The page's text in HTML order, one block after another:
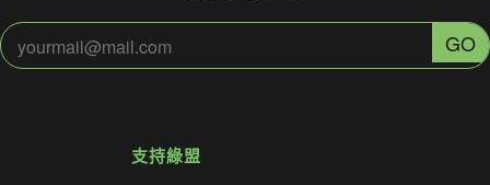
支持綠盟